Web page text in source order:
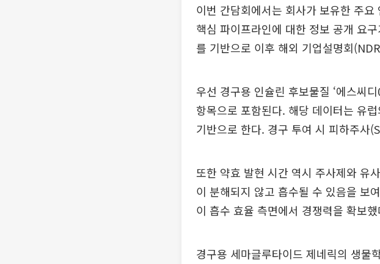
이번 간담회에서는 회사가 보유한 주
핵심 파이프라인에 대한 정보 공개 요
를 기반으로 이후 해외 기업설명회
우선 경구용 인슐린 후보물질 ‘에스씨
항목으로 포함된다. 해당 데이터는 유
기반으로 한다. 경구 투여 시 피하주사
또한 약효 발현 시간 역시 주사제와 유
이 분해되지 않고 흡수될 수 있음을 보
이 흡수 효율 측면에서 경쟁력을 확보
경구용 세마글루타이드 제네릭의 생물